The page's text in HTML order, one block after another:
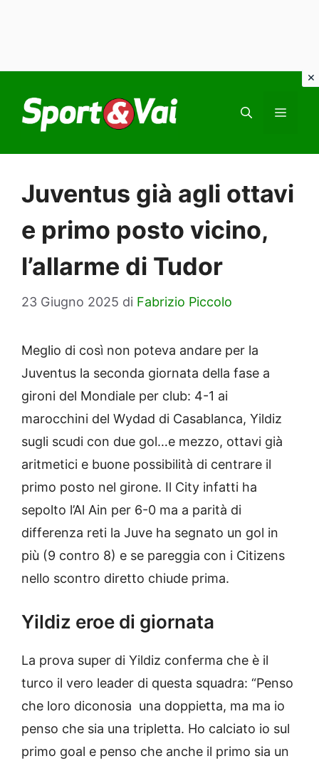
contenuto
Juventus già agli ottavi
e primo posto vicino,
l’allarme di Tudor
23 Giugno 2025 di Fabrizio Piccolo
Meglio di così non poteva andare per la
Juventus la seconda giornata della fase a
gironi del Mondiale per club: 4-1 ai
marocchini del Wydad di Casablanca, Yildiz
sugli scudi con due gol…e mezzo, ottavi già
aritmetici e buone possibilità di centrare il
primo posto nel girone. Il City infatti ha
sepolto l’Al Ain per 6-0 ma a parità di
differenza reti la Juve ha segnato un gol in
più (9 contro 8) e se pareggia con i Citizens
nello scontro diretto chiude prima.
Yildiz eroe di giornata
La prova super di Yildiz conferma che è il
turco il vero leader di questa squadra: “Penso
che loro diconosia una doppietta, ma ma io
penso che sia una tripletta. Ho calciato io sul
primo goal e penso che anche il primo sia un